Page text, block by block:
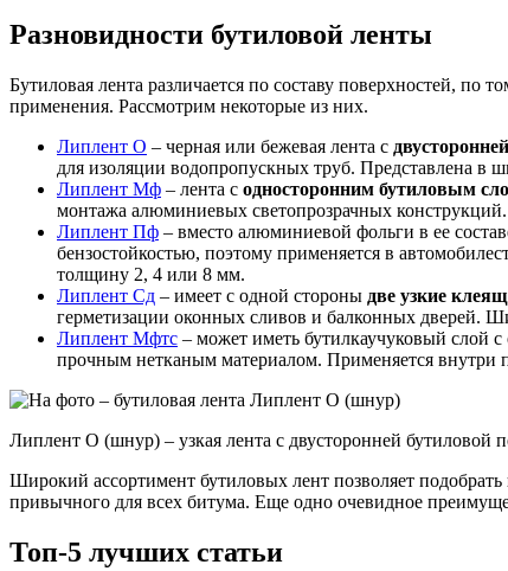
Разновидности бутиловой ленты
Бутиловая лента различается по составу поверхностей,
применения. Рассмотрим некоторые из них.
Липлент О – черная или бежевая лента с
для изоляции водопропускных труб. Представлена
Липлент Мф – лента с односторонним бутиловым
монтажа алюминиевых светопрозрачных
Липлент Пф – вместо алюминиевой фольги в ее
бензостойкостью, поэтому применяется в
толщину 2, 4 или 8 мм.
Липлент Сд – имеет с одной стороны две узкие
герметизации оконных сливов и балконных дверей.
Липлент Мфтс – может иметь бутилкаучуковый слой
прочным нетканым материалом. Применяется внутри
Липлент О (шнур) – узкая лента с двусторонней бутиловой
Широкий ассортимент бутиловых лент позволяет
привычного для всех битума. Еще одно очевидное
Топ-5 лучших статьи